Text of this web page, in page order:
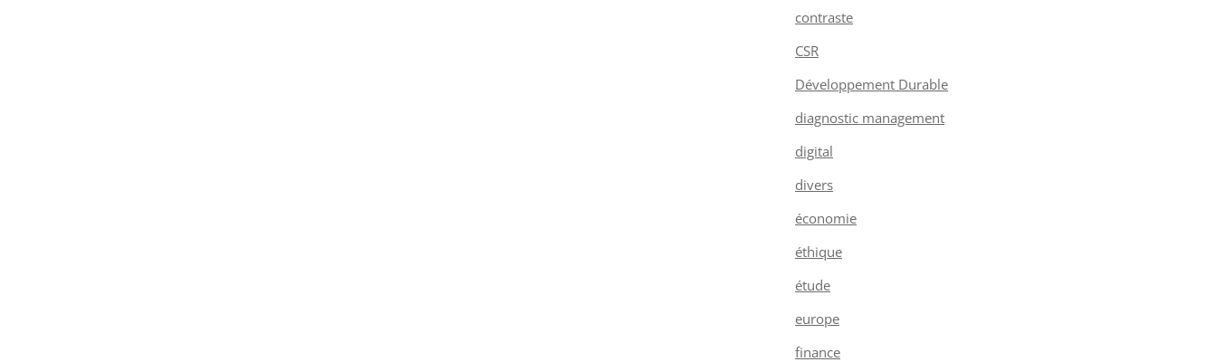
contraste
CSR
Développement Durable
diagnostic management
digital
divers
économie
éthique
étude
europe
finance